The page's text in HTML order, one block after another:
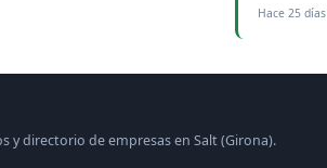
Hace 25 días
y directorio de empresas en Salt (Girona).